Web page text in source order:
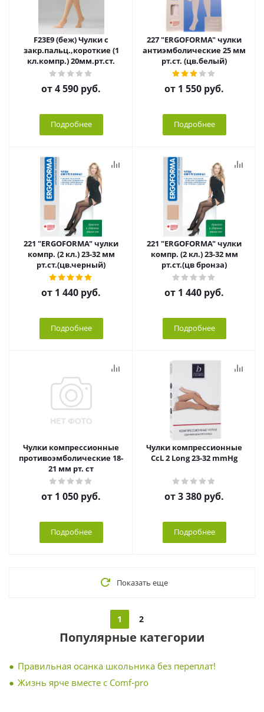
F23E9 (беж) Чулки с
закр.пальц.,короткие (1
кл.компр.) 20мм.рт.ст.
от4 590 руб.
Подробнее
227 "ERGOFORMA" чулки
антиэмболические 25 мм
рт.ст. (цв.белый)
от 1 550 руб.
Подробнее
221 "ERGOFORMA" чулки
компр. (2 кл.) 23-32 мм
рт.ст.(цв.черный)
от 1 440 руб.
Подробнее
221 "ERGOFORMA" чулки
компр. (2 кл.) 23-32 мм
рт.ст.(цв бронза)
от 1 440 руб.
Подробнее
Чулки компрессионные
противоэмболические 18-
21 мм рт. ст
от 1 050 руб.
Подробнее
Чулки компрессионные
CcL 2 Long 23-32 mmHg
от3 380 руб.
Подробнее
Показать еще
1 2
Популярные категории
Правильная осанка школьника без переплат!
Жизнь ярче вместе с Comf-pro